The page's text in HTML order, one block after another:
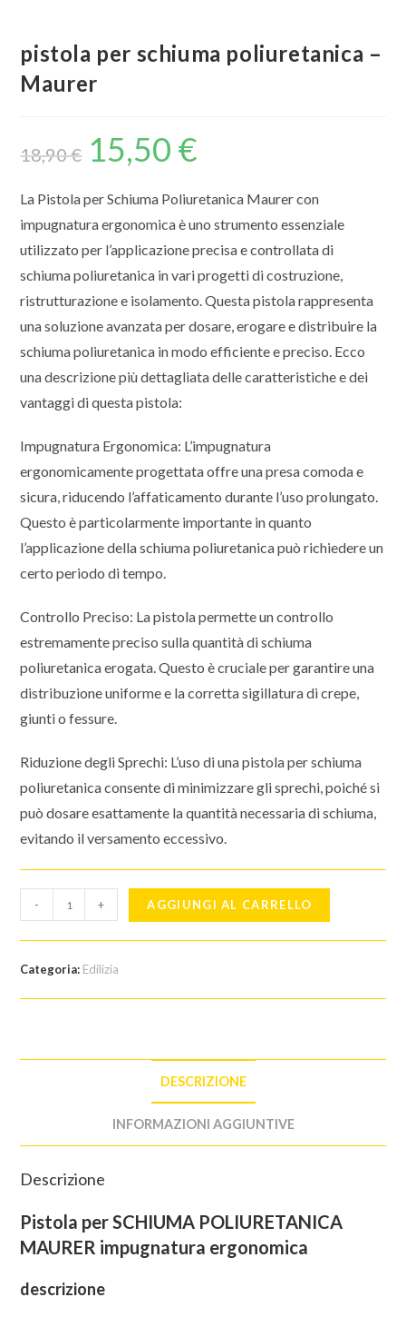
pistola per schiuma poliuretanica –
Maurer
18,90€ 15,50 €
La Pistola per Schiuma Poliuretanica Maurer con
impugnatura ergonomica è uno strumento essenziale
utilizzato per l’applicazione precisa e controllata di
schiuma poliuretanica in vari progetti di costruzione,
ristrutturazione e isolamento. Questa pistola rappresenta
una soluzione avanzata per dosare, erogare e distribuire la
schiuma poliuretanica in modo efficiente e preciso. Ecco
una descrizione più dettagliata delle caratteristiche e dei
vantaggi di questa pistola:
Impugnatura Ergonomica: L’impugnatura
ergonomicamente progettata offre una presa comoda e
sicura, riducendo l’affaticamento durante l’uso prolungato.
Questo è particolarmente importante in quanto
l’applicazione della schiuma poliuretanica può richiedere un
certo periodo di tempo.
Controllo Preciso: La pistola permette un controllo
estremamente preciso sulla quantità di schiuma
poliuretanica erogata. Questo è cruciale per garantire una
distribuzione uniforme e la corretta sigillatura di crepe,
giunti o fessure.
Riduzione degli Sprechi: L’uso di una pistola per schiuma
poliuretanica consente di minimizzare gli sprechi, poiché si
può dosare esattamente la quantità necessaria di schiuma,
evitando il versamento eccessivo.
per
schiuma
poliuretanica
- + AGGIUNGI AL CARRELLO
Categoria: Edilizia
DESCRIZIONE
INFORMAZIONI AGGIUNTIVE
Descrizione
Pistola per SCHIUMA POLIURETANICA
MAURER impugnatura ergonomica
descrizione